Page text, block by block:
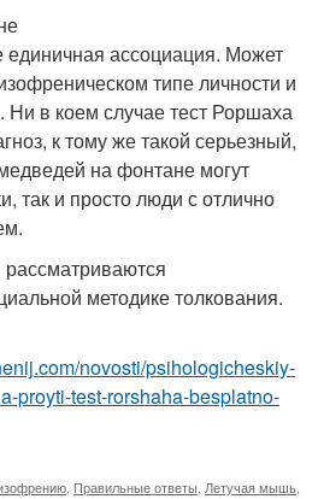
единичная ассоциация. Может
типе личности и
в коем случае тест Роршаха
к тому же такой серьезный,
на фонтане могут
так и просто люди с отлично
методике толкования.
novosti/psihologicheskiy-
proyti-test-rorshaha-besplatno-
Правильные ответы Летучая мышь